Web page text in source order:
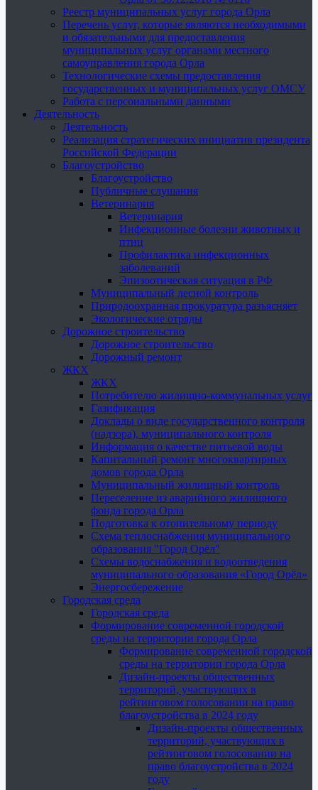
Реестр муниципальных услуг города Орла
Перечень услуг, которые являются необходимыми
и обязательными для предоставления
муниципальных услуг органами местного
самоуправления города Орла
Технологические схемы предоставления
государственных и муниципальных услуг ОМСУ
Работа с персональными данными
Деятельность
Деятельность
Реализация стратегических инициатив президента
Российской Федерации
Благоустройство
Благоустройство
Публичные слушания
Ветеринария
Ветеринария
Инфекционные болезни животных и
птиц
Профилактика инфекционных
заболеваний
Эпизоотическая ситуация в РФ
Муниципальный лесной контроль
Природоохранная прокуратура разъясняет
Экологические отряды
Дорожное строительство
Дорожное строительство
Дорожный ремонт
ЖКХ
ЖКХ
Потребителю жилищно-коммунальных услуг
Газификация
Доклады о виде государственного контроля
(надзора), муниципального контроля
Информация о качестве питьевой воды
Капитальный ремонт многоквартирных
домов города Орла
Муниципальный жилищный контроль
Переселение из аварийного жилищного
фонда города Орла
Подготовка к отопительному периоду
Схема теплоснабжения муниципального
образования "Город Орёл"
Схемы водоснабжения и водоотведения
муниципального образования «Город Орёл»
Энергосбережение
Городская среда
Городская среда
Формирование современной городской
среды на территории города Орла
Формирование современной городской
среды на территории города Орла
Дизайн-проекты общественных
территорий, участвующих в
рейтинговом голосовании на право
благоустройства в 2024 году
Дизайн-проекты общественных
территорий, участвующих в
рейтинговом голосовании на
право благоустройства в 2024
году